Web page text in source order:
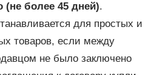
(не более 45 дней).
для простых и
товаров, если между
не было заключено